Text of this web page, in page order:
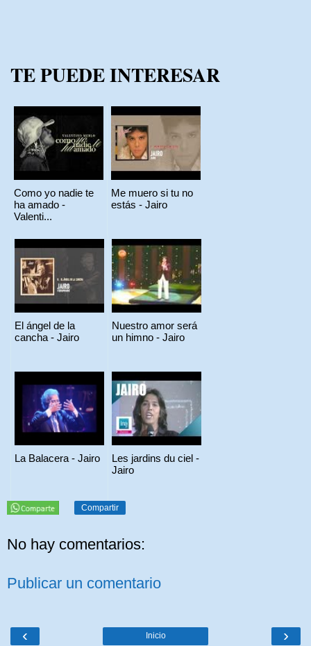
TE PUEDE INTERESAR
Como yo nadie te
ha amado -
Valenti...
Me muero si tu no
estás - Jairo
El ángel de la
cancha - Jairo
Nuestro amor será
un himno - Jairo
La Balacera - Jairo
Les jardins du ciel -
Jairo
Compartir
No hay comentarios:
Publicar un comentario
‹ ›
Inicio